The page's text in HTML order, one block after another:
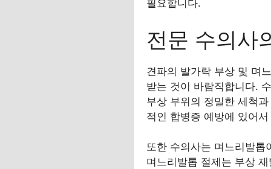
필요합니다.
전문 수의사
견파의 발가락 부상 및 며
받는 것이 바람직합니다.
부상 부위의 정밀한 세척
적인 합병증 예방에 있어
또한 수의사는 며느리발
며느리발톱 절제는 부상